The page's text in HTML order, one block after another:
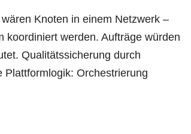
Knoten in einem Netzwerk –
koordiniert werden. Aufträge würden
Qualitätssicherung durch
Orchestrierung